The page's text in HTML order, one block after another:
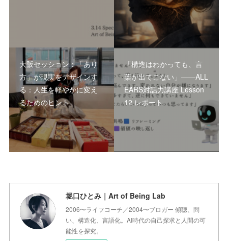
大阪セッション：「あり
方」が現実をデザインす
る：人生を軽やかに変え
るためのヒント
「構造はわかっても、言
葉が出てこない」――ALL
EARS対話力講座 Lesson
12 レポート
堀口ひとみ｜Art of Being Lab
2006〜ライフコーチ／2004〜ブロガー 傾聴、問
い、構造化、言語化。AI時代の自己探求と人間の可
能性を探究。